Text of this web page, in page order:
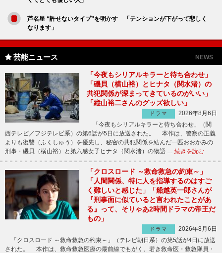
芦名星 “許せないタイプ”を明かす 「テンションが下がって悲しく
なります」
芸能ニュース NEWS
「今夜もシリアルキラーと待ち合わせ」
「磯貝（横山裕）とヒナタ（関水渚）の
共犯関係が深まってきているのがいい」
「縦山裕二さんのグッズ欲しい」
ドラマ
2026年8月6日
「今夜もシリアルキラーと待ち合わせ」（関
西テレビ／フジテレビ系）の第6話が5日に放送された。 本作は、警察の正義
よりも復讐（ふくしゅう）を優先し、秘密の共犯関係を結んだ一匹おおかみの
刑事・磯貝（横山裕）と第六感女子ヒナタ（関水渚）の物語 … 続きを読む
「クロスロード ～救命救急の約束～」
「人間関係、特に人を指導するのはすご
く難しいと感じた」「船越英一郎さんが
『刑事面に似ていると言われたことがあ
る』って、そりゃあ2時間ドラマの帝王だ
もの」
ドラマ
2026年8月6日
「クロスロード ～救命救急の約束～」（テレビ朝日系）の第5話が4日に放送
された。 本作は、救命救急医療の最前線でもがく、若き救命医・救急隊員・